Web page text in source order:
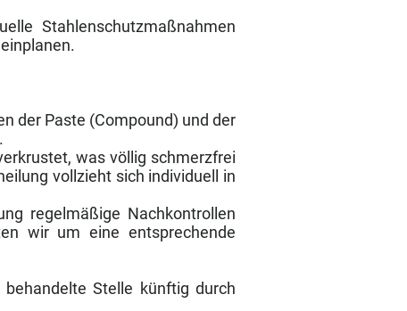
Stahlenschutzmaßnahmen
der Paste (Compound) und der
was völlig schmerzfrei
vollzieht sich individuell in
regelmäßige Nachkontrollen
wir um eine entsprechende
Stelle künftig durch